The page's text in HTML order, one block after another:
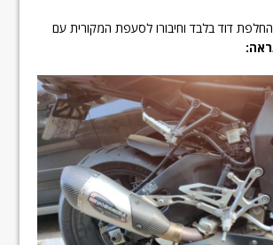
החלפת דוד בלבד וחיבורו לסעפת המקורית עם